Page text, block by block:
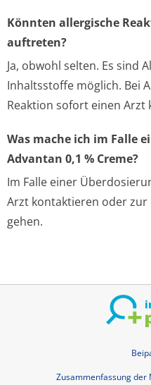
Könnten allergische
auftreten?
Ja, obwohl selten. Es sind
Inhaltsstoffe möglich. Bei
Reaktion sofort einen Arzt
Was mache ich im Falle
Advantan 0,1 % Creme?
Im Falle einer
Arzt kontaktieren oder
gehen.
Zusammenfassung